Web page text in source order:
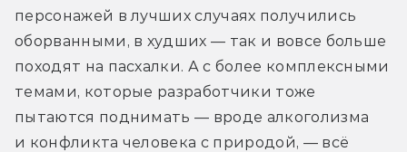
персонажей в лучших случаях получились
оборванными, в худших — так и вовсе больше
походят на пасхалки. А с более комплексными
темами, которые разработчики тоже
пытаются поднимать — вроде алкоголизма
и конфликта человека с природой, — всё